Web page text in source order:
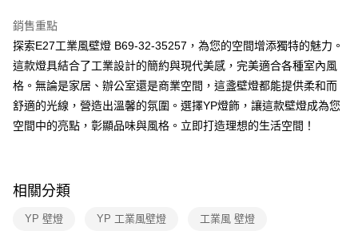
全盈+PAY
AFTEE先享後付
相關說明
【關於「AFTEE先享後付」】
AFTEE先享後付是「在收到商品之後才付款」的支付方式。 讓您購物簡單
便利好安心！
１．於結帳方式選擇「AFTEE先享後付」後，將跳轉至「AFTEE先享後付」
新竹貨運宅配
銷售重點
探索E27工業風壁燈 B69-32-35257，為您的空間增添獨特的魅力。
這款燈具結合了工業設計的簡約與現代美感，完美適合各種室內風
格。無論是家居、辦公室還是商業空間，這盞壁燈都能提供柔和而
舒適的光線，營造出溫馨的氛圍。選擇YP燈飾，讓這款壁燈成為您
空間中的亮點，彰顯品味與風格。立即打造理想的生活空間！
相關分類
YP 壁燈 YP 工業風壁燈 工業風 壁燈